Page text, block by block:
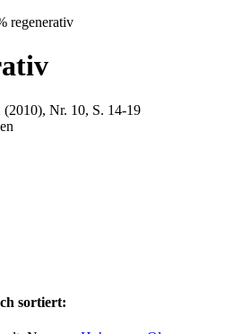
regenerativ
Nr. 10, S. 14-19
sortiert: